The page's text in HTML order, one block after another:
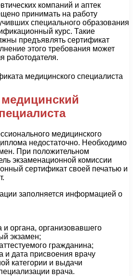
компаний и аптек
принимать на работу
специального образования
курс. Такие
предъявлять сертификат
этого требования может
работодателя.
медицинского
недостаточно. Необходимо
При положительном
экзаменационной комиссии
сертификат своей печатью и
заполняется информацией о
и органа, организовавшего
экзамен;
гражданина;
и дата присвоения врачу
категории и выдачи
врача.